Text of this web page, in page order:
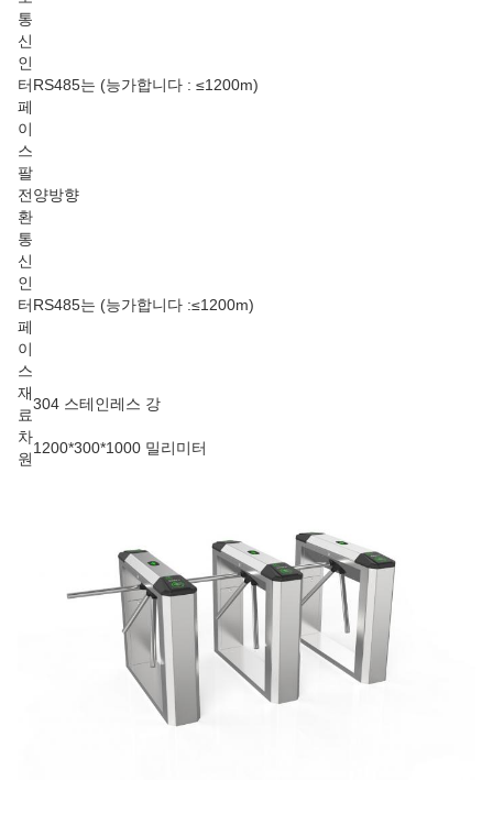
통
신
인
터
페
이
스
RS485는 (능가합니다 : ≤1200m)
팔
전
환
양방향
통
신
인
터
페
이
스
RS485는 (능가합니다 :≤1200m)
재
료
304 스테인레스 강
차
원
1200*300*1000 밀리미터